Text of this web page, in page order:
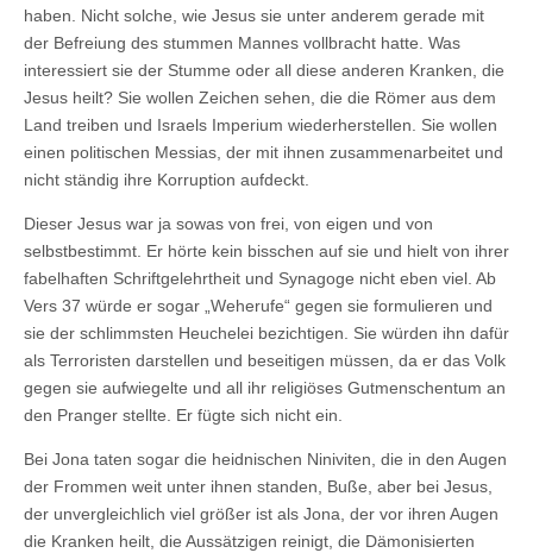
haben. Nicht solche, wie Jesus sie unter anderem gerade mit
der Befreiung des stummen Mannes vollbracht hatte. Was
interessiert sie der Stumme oder all diese anderen Kranken, die
Jesus heilt? Sie wollen Zeichen sehen, die die Römer aus dem
Land treiben und Israels Imperium wiederherstellen. Sie wollen
einen politischen Messias, der mit ihnen zusammenarbeitet und
nicht ständig ihre Korruption aufdeckt.
Dieser Jesus war ja sowas von frei, von eigen und von
selbstbestimmt. Er hörte kein bisschen auf sie und hielt von ihrer
fabelhaften Schriftgelehrtheit und Synagoge nicht eben viel. Ab
Vers 37 würde er sogar „Weherufe“ gegen sie formulieren und
sie der schlimmsten Heuchelei bezichtigen. Sie würden ihn dafür
als Terroristen darstellen und beseitigen müssen, da er das Volk
gegen sie aufwiegelte und all ihr religiöses Gutmenschentum an
den Pranger stellte. Er fügte sich nicht ein.
Bei Jona taten sogar die heidnischen Niniviten, die in den Augen
der Frommen weit unter ihnen standen, Buße, aber bei Jesus,
der unvergleichlich viel größer ist als Jona, der vor ihren Augen
die Kranken heilt, die Aussätzigen reinigt, die Dämonisierten